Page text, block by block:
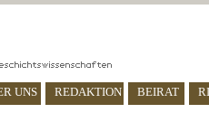
UNS REDAKTION BEIRAT